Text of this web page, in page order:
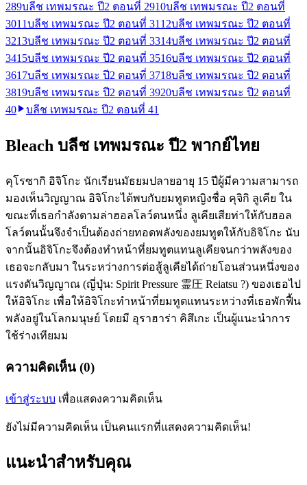
289บลีช เทพมรณะ ปี2 ตอนที่ 2910บลีช เทพมรณะ ปี2 ตอนที่
3011บลีช เทพมรณะ ปี2 ตอนที่ 31 12บลีช เทพมรณะ ปี2 ตอนที่
3213บลีช เทพมรณะ ปี2 ตอนที่ 3314บลีช เทพมรณะ ปี2 ตอนที่
3415บลีช เทพมรณะ ปี2 ตอนที่ 3516บลีช เทพมรณะ ปี2 ตอนที่
3617บลีช เทพมรณะ ปี2 ตอนที่ 3718บลีช เทพมรณะ ปี2 ตอนที่
3819บลีช เทพมรณะ ปี2 ตอนที่ 3920บลีช เทพมรณะ ปี2 ตอนที่
40
บลีช เทพมรณะ ปี2 ตอนที่ 41
Bleach บลีช เทพมรณะ ปี2 พากย์ไทย
คุโรซากิ อิจิโกะ นักเรียนมัธยมปลายอายุ 15 ปีผู้มีความสามารถ
มองเห็นวิญญาณ อิจิโกะได้พบกับยมทูตหญิงชื่อ คุจิกิ ลูเคีย ใน
ขณะที่เธอกำลังตามล่าฮอลโลว์ตนหนึ่ง ลูเคียเสียท่าให้กับฮอล
โลว์ตนนั้นจึงจำเป็นต้องถ่ายทอดพลังของยมทูตให้กับอิจิโกะ นับ
จากนั้นอิจิโกะจึงต้องทำหน้าที่ยมทูตแทนลูเคียจนกว่าพลังของ
เธอจะกลับมา ในระหว่างการต่อสู้ลูเคียได้ถ่ายโอนส่วนหนึ่งของ
แรงดันวิญญาณ (ญี่ปุ่น: Spirit Pressure 霊圧 Reiatsu ?) ของเธอไป
ให้อิจิโกะ เพื่อให้อิจิโกะทำหน้าที่ยมทูตแทนระหว่างที่เธอพักฟื้น
พลังอยู่ในโลกมนุษย์ โดยมี อุราฮาร่า คิสึเกะ เป็นผู้แนะนำการ
ใช้ร่างเทียมม
ความคิดเห็น (0)
เข้าสู่ระบบ เพื่อแสดงความคิดเห็น
ยังไม่มีความคิดเห็น เป็นคนแรกที่แสดงความคิดเห็น!
แนะนำสำหรับคุณ